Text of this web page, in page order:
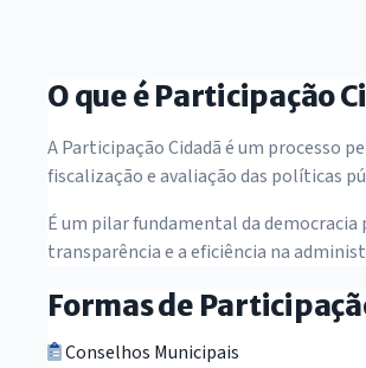
O que é Participação
A Participação Cidadã é um processo
fiscalização e avaliação das políticas
É um pilar fundamental da
transparência e a eficiência na
Formas de
Conselhos Municipais